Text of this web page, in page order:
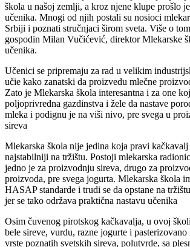
Škola „Dr Obren Pejić“ u Pirotu jedina je
škola u našoj zemlji, a kroz njene klupe prošlo
učenika. Mnogi od njih postali su nosioci
Srbiji i poznati stručnjaci širom sveta. Više o
gospodin Milan Vučićević, direktor Mlekarske
Učenici se pripremaju za rad u velikim
učie kako zanatski da proizvedu mlečne
Zato je Mlekarska škola interesantna i za one
poljoprivredna gazdinstva i žele da nastave
mleka i podignu je na viši nivo, pre svega u
Mlekarska škola nije jedina koja pravi
najstabilniji na tržištu. Postoji mlekarska
jedno je za proizvodnju sireva, drugo za
proizvoda, pre svega jogurta. Mlekarska škola
HASAP standarde i trudi se da opstane na
Osim čuvenog pirotskog kačkavalja, u ovoj
bele sireve, vurdu, razne jogurte i